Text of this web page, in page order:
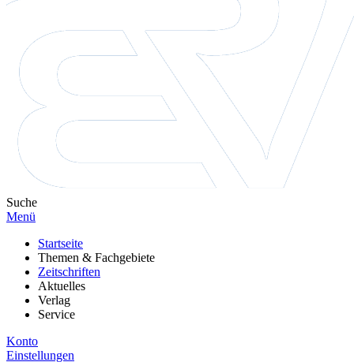
Suche
Menü
Startseite
Themen & Fachgebiete
Zeitschriften
Aktuelles
Verlag
Service
Konto
Einstellungen